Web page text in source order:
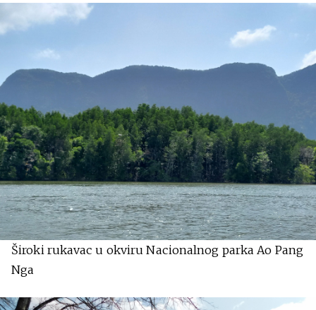
Široki rukavac u okviru Nacionalnog parka Ao Pang
Nga